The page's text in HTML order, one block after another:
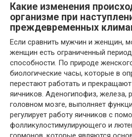
Какие изменения
организме при
преждевременных
Если сравнить мужчин и женщин,
женщин есть ограниченный
способности. По природе
биологические часы, которые в
перестают работать и
яичников. Аденогипофиз, железа,
головном мозге, выполняет
регулирует работу яичников с
фолликулостимулирующего и